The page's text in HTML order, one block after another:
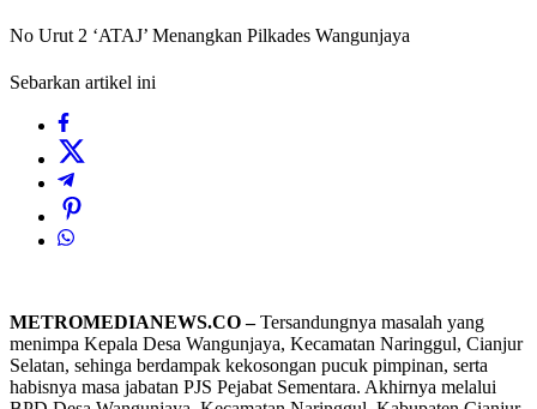
No Urut 2 ‘ATAJ’ Menangkan Pilkades Wangunjaya
Sebarkan artikel ini
METROMEDIANEWS.CO –Tersandungnya masalah yang
menimpa Kepala Desa Wangunjaya, Kecamatan Naringgul, Cianjur
Selatan, sehinga berdampak kekosongan pucuk pimpinan, serta
habisnya masa jabatan PJS Pejabat Sementara. Akhirnya melalui